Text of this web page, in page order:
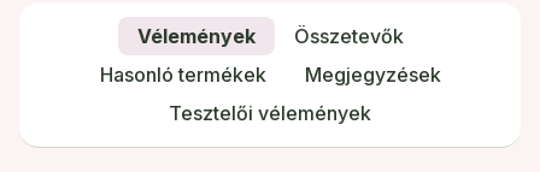
Vélemények
Összetevők
Hasonló termékek
Megjegyzések
Tesztelői vélemények